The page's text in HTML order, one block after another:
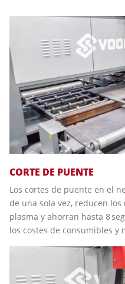
CORTE DE PUENTE
Los cortes de puente en el
de una sola vez, reducen
plasma y ahorran hasta 8
los costes de consumibles